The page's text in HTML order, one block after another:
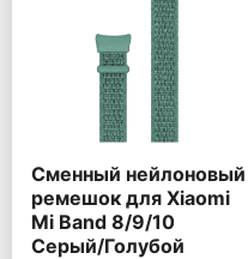
Сменный нейлоновый
ремешок для Xiaomi
Mi Band 8/9/10
Серый/Голубой